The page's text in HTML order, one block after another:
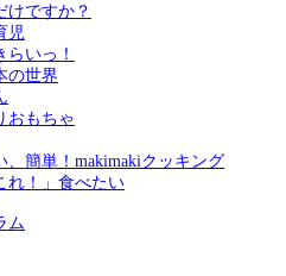
けですか？
児
いっ！
の世界
おもちゃ
、簡単！makimakiクッキング
れ！」食べたい
ム